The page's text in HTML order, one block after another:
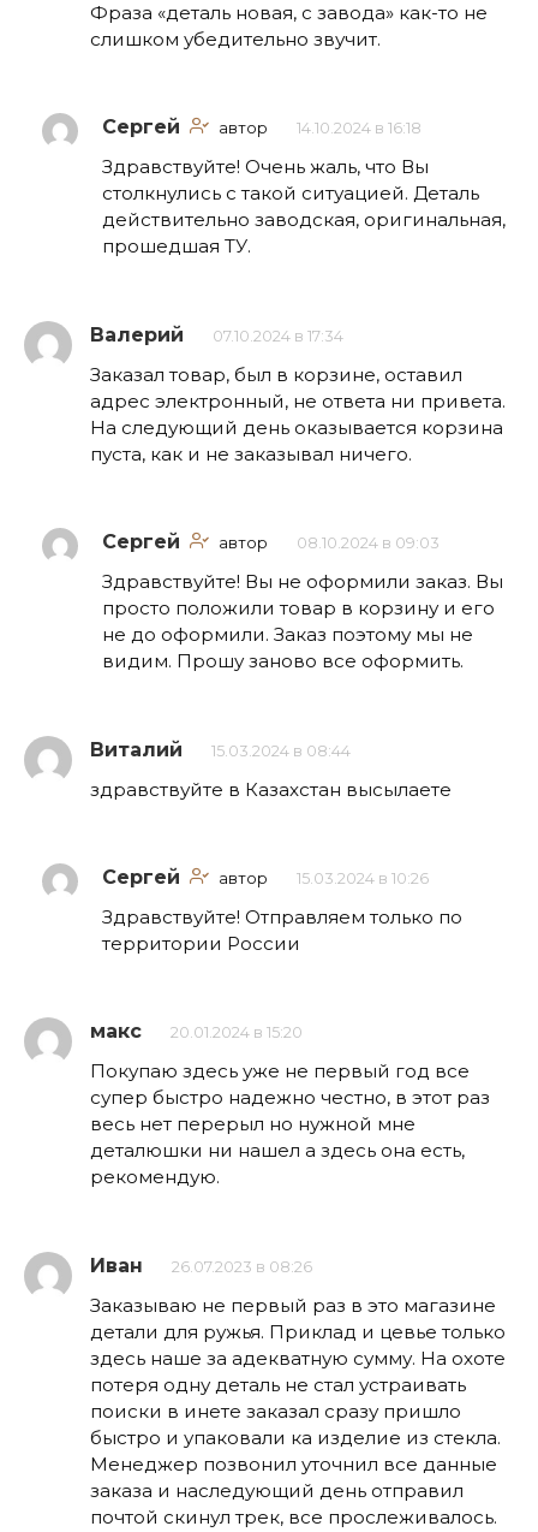
Фраза «деталь новая, с завода» как-то не
слишком убедительно звучит.
Сергей автор 14.10.2024 в 16:18
Здравствуйте! Очень жаль, что Вы
столкнулись с такой ситуацией. Деталь
действительно заводская, оригинальная,
прошедшая ТУ.
Валерий 07.10.2024 в 17:34
Заказал товар, был в корзине, оставил
адрес электронный, не ответа ни привета.
На следующий день оказывается корзина
пуста, как и не заказывал ничего.
Сергей автор 08.10.2024 в 09:03
Здравствуйте! Вы не оформили заказ. Вы
просто положили товар в корзину и его
не до оформили. Заказ поэтому мы не
видим. Прошу заново все оформить.
Виталий 15.03.2024 в 08:44
здравствуйте в Казахстан высылаете
Сергей автор 15.03.2024 в 10:26
Здравствуйте! Отправляем только по
территории России
макс 20.01.2024 в 15:20
Покупаю здесь уже не первый год все
супер быстро надежно честно, в этот раз
весь нет перерыл но нужной мне
деталюшки ни нашел а здесь она есть,
рекомендую.
Иван 26.07.2023 в 08:26
Заказываю не первый раз в это магазине
детали для ружья. Приклад и цевье только
здесь наше за адекватную сумму. На охоте
потеря одну деталь не стал устраивать
поиски в инете заказал сразу пришло
быстро и упаковали ка изделие из стекла.
Менеджер позвонил уточнил все данные
заказа и наследующий день отправил
почтой скинул трек, все прослеживалось.